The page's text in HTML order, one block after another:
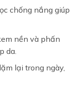
chống nắng giúp
nền và phấn
da.
lại trong ngày,